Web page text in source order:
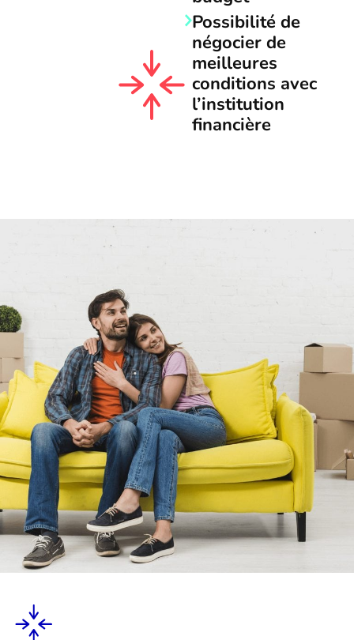
Possibilité de
négocier de
meilleures
conditions avec
l’institution
financière